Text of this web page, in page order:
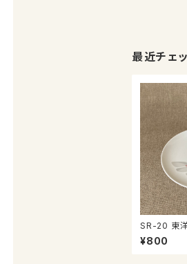
最近チェ
SR-20 東
レート
¥800